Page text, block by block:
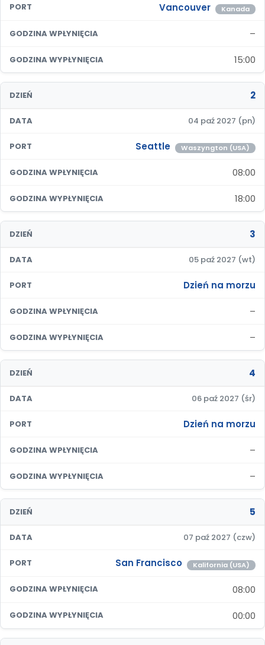
PORT Vancouver Kanada
GODZINA WPŁYNIĘCIA –
GODZINA WYPŁYNIĘCIA 15:00
DZIEŃ 2
DATA 04 paź 2027 (pn)
PORT Seattle Waszyngton (USA)
GODZINA WPŁYNIĘCIA 08:00
GODZINA WYPŁYNIĘCIA 18:00
DZIEŃ 3
DATA 05 paź 2027 (wt)
PORT Dzień na morzu
GODZINA WPŁYNIĘCIA –
GODZINA WYPŁYNIĘCIA –
DZIEŃ 4
DATA 06 paź 2027 (śr)
PORT Dzień na morzu
GODZINA WPŁYNIĘCIA –
GODZINA WYPŁYNIĘCIA –
DZIEŃ 5
DATA 07 paź 2027 (czw)
PORT San Francisco Kalifornia (USA)
GODZINA WPŁYNIĘCIA 08:00
GODZINA WYPŁYNIĘCIA 00:00